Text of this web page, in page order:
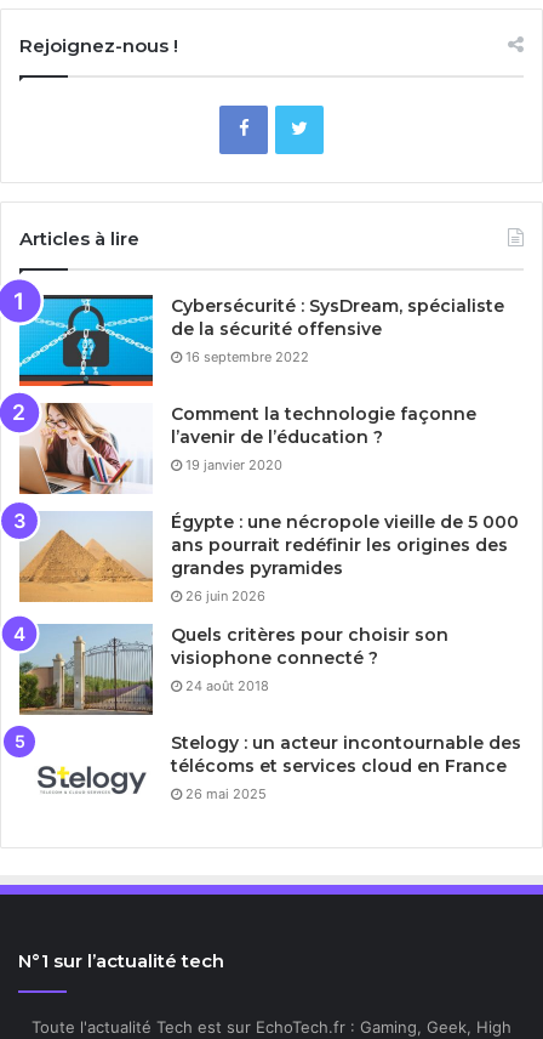
Rejoignez-nous !
Articles à lire
Cybersécurité : SysDream, spécialiste
de la sécurité offensive
16 septembre 2022
Comment la technologie façonne
l’avenir de l’éducation ?
19 janvier 2020
Égypte : une nécropole vieille de 5 000
ans pourrait redéfinir les origines des
grandes pyramides
26 juin 2026
Quels critères pour choisir son
visiophone connecté ?
24 août 2018
Stelogy : un acteur incontournable des
télécoms et services cloud en France
26 mai 2025
N°1 sur l’actualité tech
Toute l'actualité Tech est sur EchoTech.fr : Gaming, Geek, High